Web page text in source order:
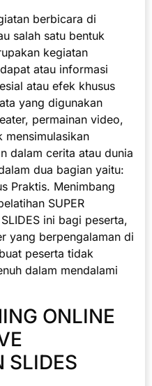
berbicara di
salah satu bentuk
kegiatan
atau informasi
atau efek khusus
yang digunakan
permainan video,
mensimulasikan
dalam cerita atau dunia
dua bagian yaitu:
Praktis. Menimbang
SUPER
SLIDES ini bagi peserta,
yang berpengalaman di
peserta tidak
dalam mendalami
ONLINE
SLIDES